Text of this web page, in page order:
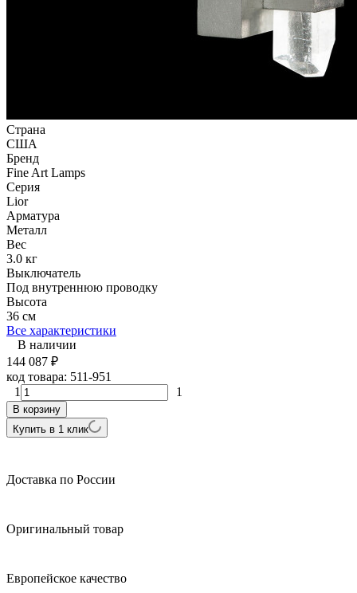
Страна
США
Бренд
Fine Art Lamps
Серия
Lior
Арматура
Металл
Вес
3.0 кг
Выключатель
Под внутреннюю проводку
Высота
36 см
Все характеристики
В наличии
144 087 ₽
код товара: 511-951
1
1
В корзину
Купить в 1 клик
Доставка по России
Оригинальный товар
Европейское качество